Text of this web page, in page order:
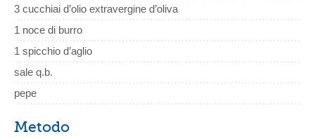
3 cucchiai d’olio extravergine d’oliva
1 noce di burro
1 spicchio d’aglio
sale q.b.
pepe
Metodo